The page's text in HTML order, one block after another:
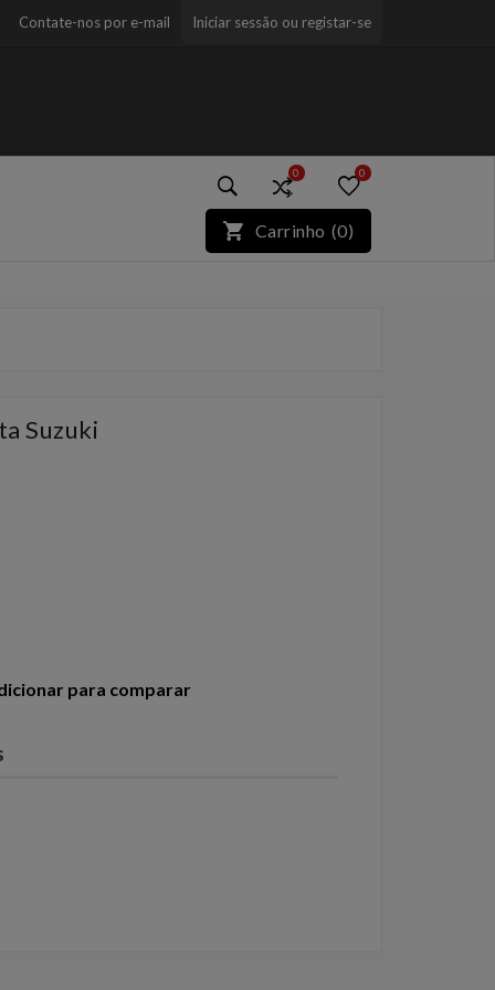
Contate-nos por e-mail Iniciar sessão ou registar-se
0
)*}
0
Carrinho (0)
Suzuki
para comparar